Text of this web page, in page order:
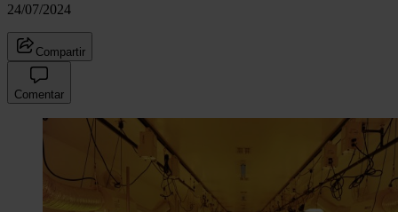
24/07/2024
Compartir
Comentar